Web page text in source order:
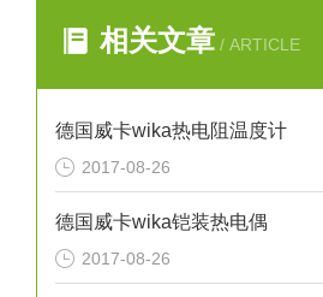
相关文章 / ARTICLE
德国威卡wika热电阻温度计
2017-08-26
德国威卡wika铠装热电偶
2017-08-26